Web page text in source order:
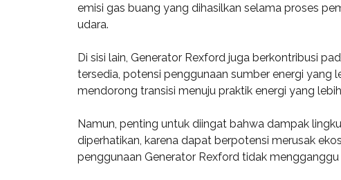
emisi gas buang yang dihasilkan selama proses
udara.
Di sisi lain, Generator Rexford juga berkontribusi
tersedia, potensi penggunaan sumber energi yang
mendorong transisi menuju praktik energi yang
Namun, penting untuk diingat bahwa dampak
diperhatikan, karena dapat berpotensi merusak
penggunaan Generator Rexford tidak